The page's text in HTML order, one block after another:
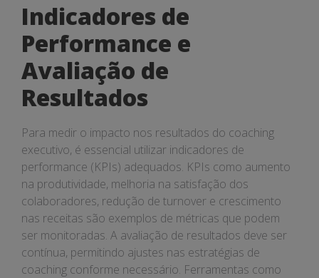
Indicadores de
Performance e
Avaliação de
Resultados
Para medir o impacto nos resultados do coaching
executivo, é essencial utilizar indicadores de
performance (KPIs) adequados. KPIs como aumento
na produtividade, melhoria na satisfação dos
colaboradores, redução de turnover e crescimento
nas receitas são exemplos de métricas que podem
ser monitoradas. A avaliação de resultados deve ser
contínua, permitindo ajustes nas estratégias de
coaching conforme necessário. Ferramentas como